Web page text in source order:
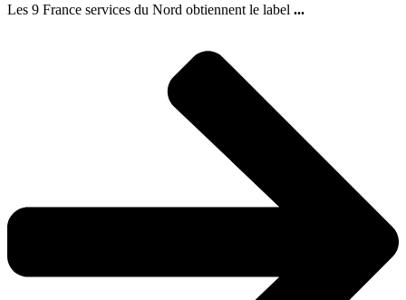
Les 9 France services du Nord obtiennent le label ...